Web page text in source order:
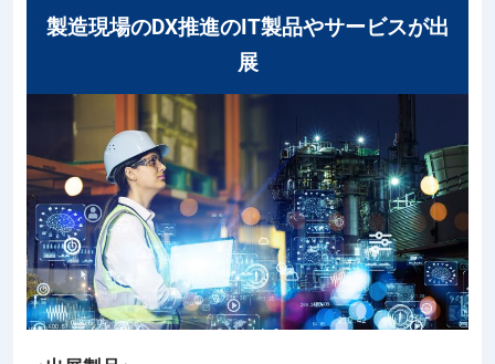
製造現場のDX推進のIT製品やサービスが出
展